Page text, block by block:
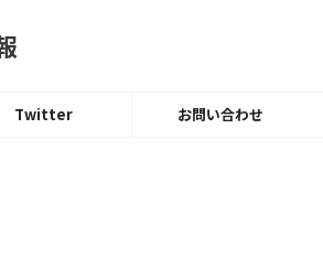
Twitter お問い合わせ